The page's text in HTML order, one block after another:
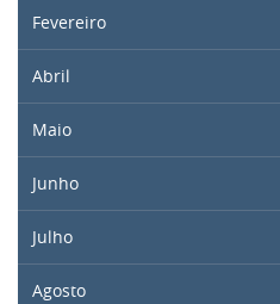
Fevereiro
Abril
Maio
Junho
Julho
Agosto